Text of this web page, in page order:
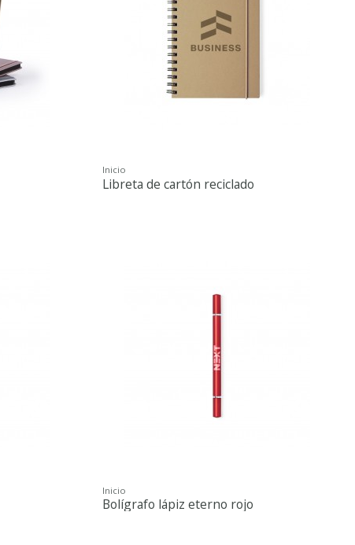
Inicio
Libreta de cartón reciclado
Inicio
Bolígrafo lápiz eterno rojo